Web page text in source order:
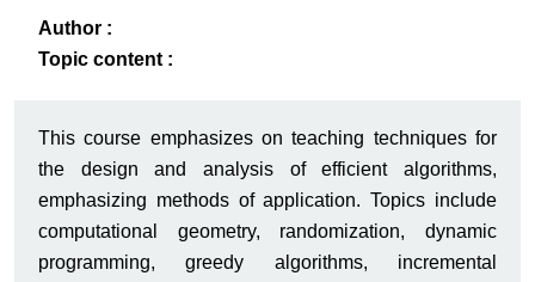
of Algorithms I
Author :
Topic content :
This course emphasizes on teaching techniques for
the design and analysis of efficient algorithms,
emphasizing methods of application. Topics include
computational geometry, randomization, dynamic
programming, greedy algorithms, incremental